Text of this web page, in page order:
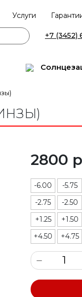
Услуги
+7 (3452)
2800
-6.00 -5.75
-2.75
-2.50
+1.25
+1.50
+4.50
+4.75